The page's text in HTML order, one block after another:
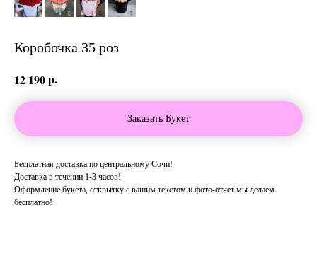
Коробочка 35 роз
12 190р.
Заказать Букет
Бесплатная доставка по центральному Сочи!
Доставка в течении 1-3 часов!
Оформление букета, открытку с вашим текстом и фото-отчет мы делаем
бесплатно!